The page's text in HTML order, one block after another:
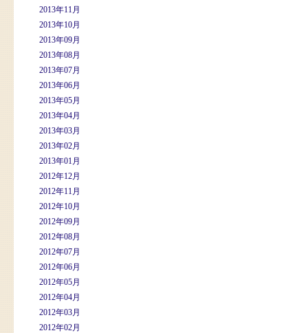
2013年11月
2013年10月
2013年09月
2013年08月
2013年07月
2013年06月
2013年05月
2013年04月
2013年03月
2013年02月
2013年01月
2012年12月
2012年11月
2012年10月
2012年09月
2012年08月
2012年07月
2012年06月
2012年05月
2012年04月
2012年03月
2012年02月